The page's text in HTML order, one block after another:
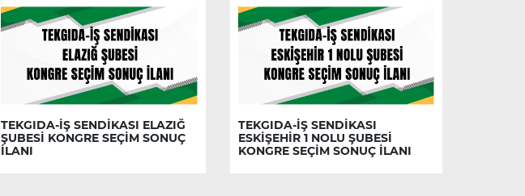
TEKGIDA-İŞ SENDİKASI ELAZIĞ
ŞUBESİ KONGRE SEÇİM SONUÇ
İLANI
TEKGIDA-İŞ SENDİKASI
ESKİŞEHİR 1 NOLU ŞUBESİ
KONGRE SEÇİM SONUÇ İLANI